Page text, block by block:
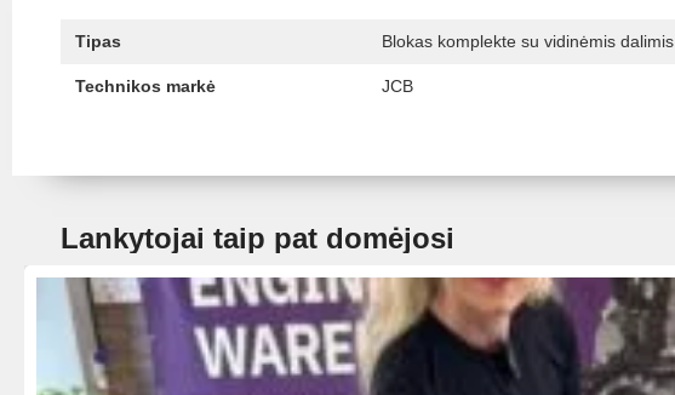
Tipas Blokas komplekte su vidinėmis dalimis
Technikos markė JCB
Lankytojai taip pat domėjosi